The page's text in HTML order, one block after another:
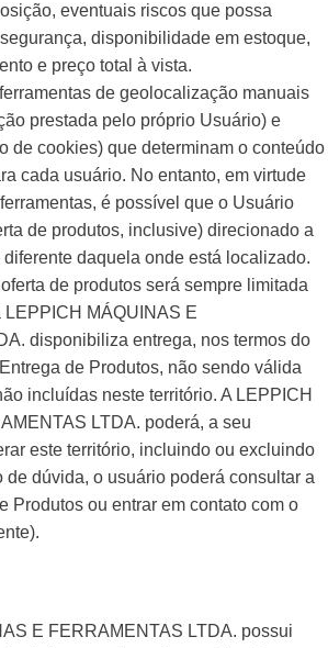
eventuais riscos que possa
disponibilidade em estoque,
e preço total à vista.
de geolocalização manuais
prestada pelo próprio Usuário) e
de cookies) que determinam o conteúdo
cada usuário. No entanto, em virtude
é possível que o Usuário
de produtos, inclusive) direcionado a
daquela onde está localizado.
de produtos será sempre limitada
LEPPICH MÁQUINAS E
disponibiliza entrega, nos termos do
de Produtos, não sendo válida
incluídas neste território. A LEPPICH
LTDA. poderá, a seu
este território, incluindo ou excluindo
de dúvida, o usuário poderá consultar a
Produtos ou entrar em contato com o
E FERRAMENTAS LTDA. possui